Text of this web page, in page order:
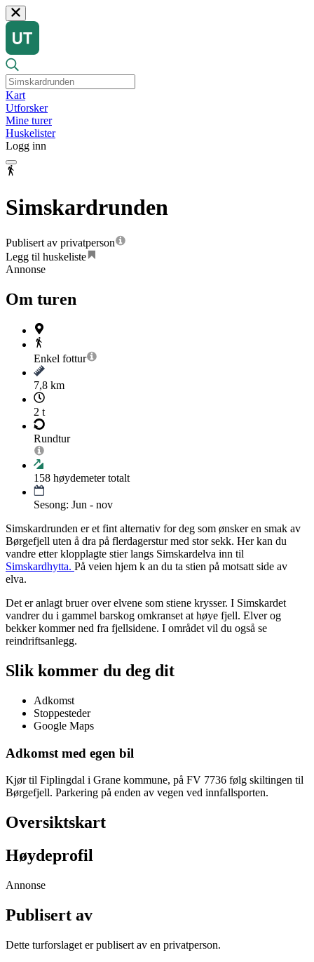
Kart
Utforsker
Mine turer
Huskelister
Logg inn
Simskardrunden
Publisert av privatperson
Legg til huskeliste
Annonse
Om turen
Enkel fottur
7,8 km
2 t
Rundtur
158 høydemeter totalt
Sesong: Jun - nov
Simskardrunden er et fint alternativ for deg som ønsker en smak av
Børgefjell uten å dra på flerdagerstur med stor sekk. Her kan du
vandre etter klopplagte stier langs Simskardelva inn til
Simskardhytta. På veien hjem k an du ta stien på motsatt side av
elva.
Det er anlagt bruer over elvene som stiene krysser. I Simskardet
vandrer du i gammel barskog omkranset at høye fjell. Elver og
bekker kommer ned fra fjellsidene. I området vil du også se
reindriftsanlegg.
Slik kommer du deg dit
Adkomst
Stoppesteder
Google Maps
Adkomst med egen bil
Kjør til Fiplingdal i Grane kommune, på FV 7736 følg skiltingen til
Børgefjell. Parkering på enden av vegen ved innfallsporten.
Oversiktskart
Høydeprofil
Annonse
Publisert av
Dette turforslaget er publisert av en privatperson.